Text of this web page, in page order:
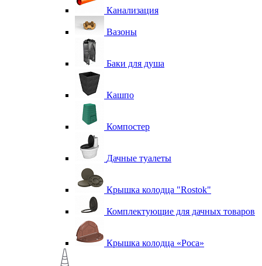
Канализация
Вазоны
Баки для душа
Кашпо
Компостер
Дачные туалеты
Крышка колодца "Rostok"
Комплектующие для дачных товаров
Крышка колодца «Роса»